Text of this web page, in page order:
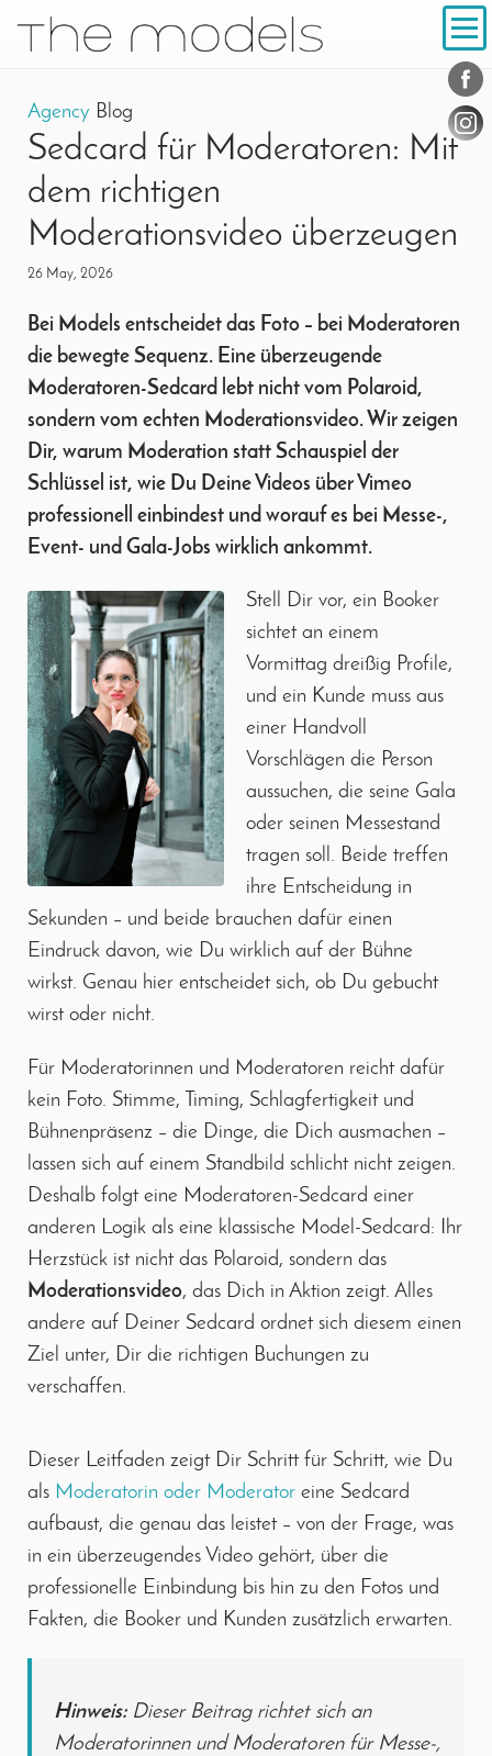
Navigation
Agency Blog
Sedcard für Moderatoren: Mit
dem richtigen
Moderationsvideo überzeugen
26 May, 2026
Bei Models entscheidet das Foto – bei Moderatoren
die bewegte Sequenz. Eine überzeugende
Moderatoren-Sedcard lebt nicht vom Polaroid,
sondern vom echten Moderationsvideo. Wir zeigen
Dir, warum Moderation statt Schauspiel der
Schlüssel ist, wie Du Deine Videos über Vimeo
professionell einbindest und worauf es bei Messe-,
Event- und Gala-Jobs wirklich ankommt.
Stell Dir vor, ein Booker
sichtet an einem
Vormittag dreißig Profile,
und ein Kunde muss aus
einer Handvoll
Vorschlägen die Person
aussuchen, die seine Gala
oder seinen Messestand
tragen soll. Beide treffen
ihre Entscheidung in
Sekunden – und beide brauchen dafür einen
Eindruck davon, wie Du wirklich auf der Bühne
wirkst. Genau hier entscheidet sich, ob Du gebucht
wirst oder nicht.
Für Moderatorinnen und Moderatoren reicht dafür
kein Foto. Stimme, Timing, Schlagfertigkeit und
Bühnenpräsenz – die Dinge, die Dich ausmachen –
lassen sich auf einem Standbild schlicht nicht zeigen.
Deshalb folgt eine Moderatoren-Sedcard einer
anderen Logik als eine klassische Model-Sedcard: Ihr
Herzstück ist nicht das Polaroid, sondern das
Moderationsvideo, das Dich in Aktion zeigt. Alles
andere auf Deiner Sedcard ordnet sich diesem einen
Ziel unter, Dir die richtigen Buchungen zu
verschaffen.
Dieser Leitfaden zeigt Dir Schritt für Schritt, wie Du
als Moderatorin oder Moderator eine Sedcard
aufbaust, die genau das leistet – von der Frage, was
in ein überzeugendes Video gehört, über die
professionelle Einbindung bis hin zu den Fotos und
Fakten, die Booker und Kunden zusätzlich erwarten.
Hinweis:Dieser Beitrag richtet sich an
Moderatorinnen und Moderatoren für Messe-,